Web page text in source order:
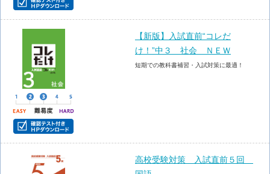
【新版】入試直前“コレだ
け！”中３ 社会 ＮＥＷ
短期での教科書補習・入試対策に最適！
高校受験対策 入試直前５回